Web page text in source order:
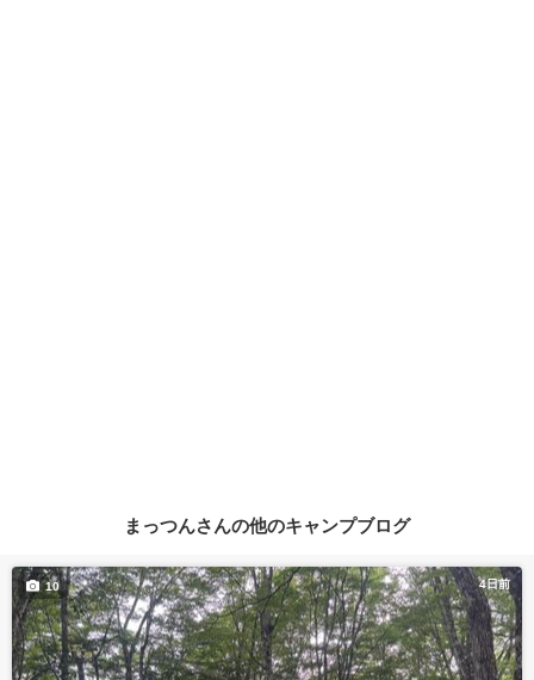
まっつんさんの他のキャンプブログ
4日前
10